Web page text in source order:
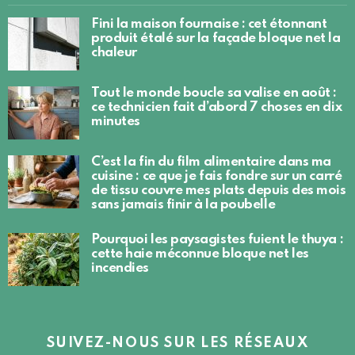
Fini la maison fournaise : cet étonnant
produit étalé sur la façade bloque net la
chaleur
Tout le monde boucle sa valise en août :
ce technicien fait d’abord 7 choses en dix
minutes
C’est la fin du film alimentaire dans ma
cuisine : ce que je fais fondre sur un carré
de tissu couvre mes plats depuis des mois
sans jamais finir à la poubelle
Pourquoi les paysagistes fuient le thuya :
cette haie méconnue bloque net les
incendies
SUIVEZ-NOUS SUR LES RÉSEAUX